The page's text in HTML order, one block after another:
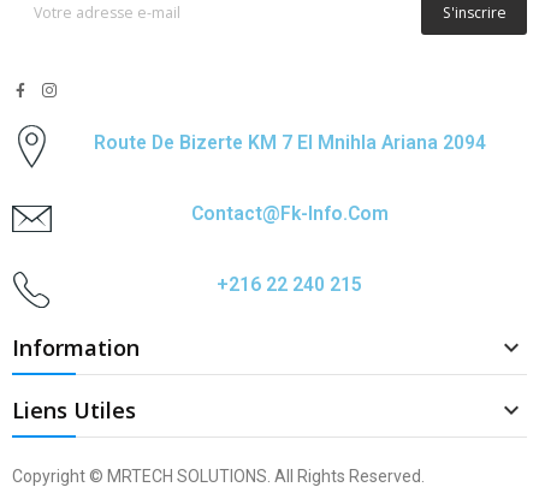
S'inscrire
Route De Bizerte KM 7 El Mnihla Ariana 2094
Contact@fk-Info.com
+216 22 240 215
Information 
Liens Utiles 
Copyright © MRTECH SOLUTIONS. All Rights Reserved.